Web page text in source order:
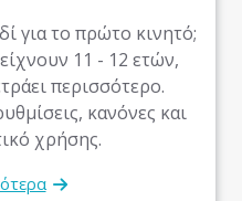
για το πρώτο κινητό;
11 - 12 ετών,
περισσότερο.
κανόνες και
χρήσης.